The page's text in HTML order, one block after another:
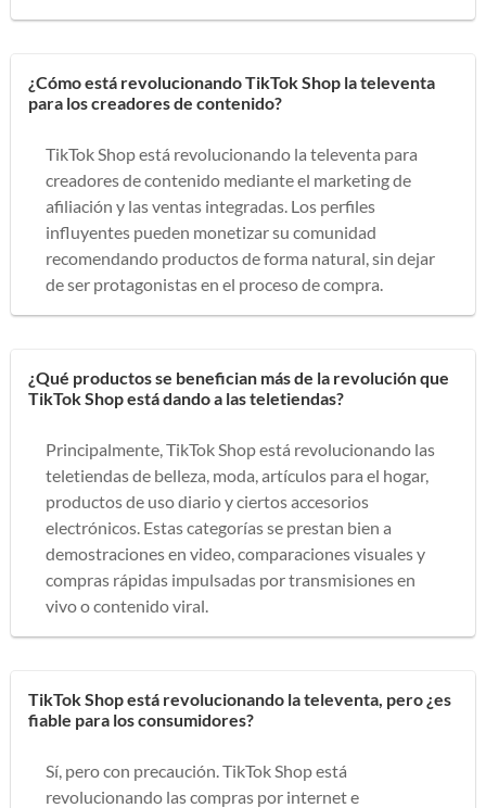
¿Cómo está revolucionando TikTok Shop la televenta
para los creadores de contenido?
TikTok Shop está revolucionando la televenta para
creadores de contenido mediante el marketing de
afiliación y las ventas integradas. Los perfiles
influyentes pueden monetizar su comunidad
recomendando productos de forma natural, sin dejar
de ser protagonistas en el proceso de compra.
¿Qué productos se benefician más de la revolución que
TikTok Shop está dando a las teletiendas?
Principalmente, TikTok Shop está revolucionando las
teletiendas de belleza, moda, artículos para el hogar,
productos de uso diario y ciertos accesorios
electrónicos. Estas categorías se prestan bien a
demostraciones en video, comparaciones visuales y
compras rápidas impulsadas por transmisiones en
vivo o contenido viral.
TikTok Shop está revolucionando la televenta, pero ¿es
fiable para los consumidores?
Sí, pero con precaución. TikTok Shop está
revolucionando las compras por internet e